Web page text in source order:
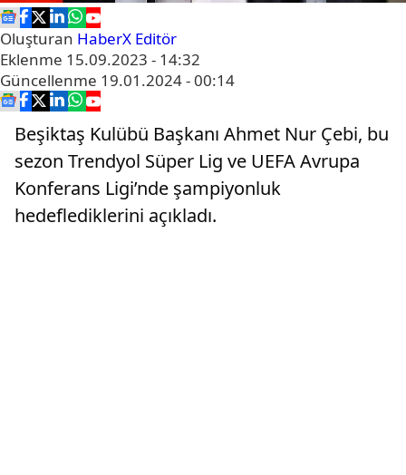
Oluşturan HaberX Editör
Eklenme 15.09.2023 - 14:32
Güncellenme 19.01.2024 - 00:14
Beşiktaş Kulübü Başkanı Ahmet Nur Çebi, bu
sezon Trendyol Süper Lig ve UEFA Avrupa
Konferans Ligi’nde şampiyonluk
hedeflediklerini açıkladı.